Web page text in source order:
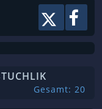
Gesamt: 20